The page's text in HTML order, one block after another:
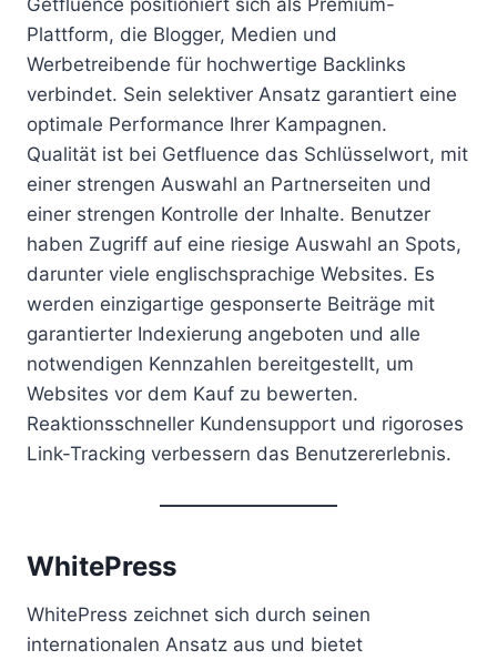
Getfluence positioniert sich als Premium-
Plattform, die Blogger, Medien und
Werbetreibende für hochwertige Backlinks
verbindet. Sein selektiver Ansatz garantiert eine
optimale Performance Ihrer Kampagnen.
Qualität ist bei Getfluence das Schlüsselwort, mit
einer strengen Auswahl an Partnerseiten und
einer strengen Kontrolle der Inhalte. Benutzer
haben Zugriff auf eine riesige Auswahl an Spots,
darunter viele englischsprachige Websites. Es
werden einzigartige gesponserte Beiträge mit
garantierter Indexierung angeboten und alle
notwendigen Kennzahlen bereitgestellt, um
Websites vor dem Kauf zu bewerten.
Reaktionsschneller Kundensupport und rigoroses
Link-Tracking verbessern das Benutzererlebnis.
WhitePress
WhitePress zeichnet sich durch seinen
internationalen Ansatz aus und bietet